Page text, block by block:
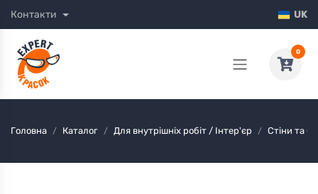
Контакти UK
0
Головна Каталог Для внутрішніх робіт / Інтер'єр Стіни та